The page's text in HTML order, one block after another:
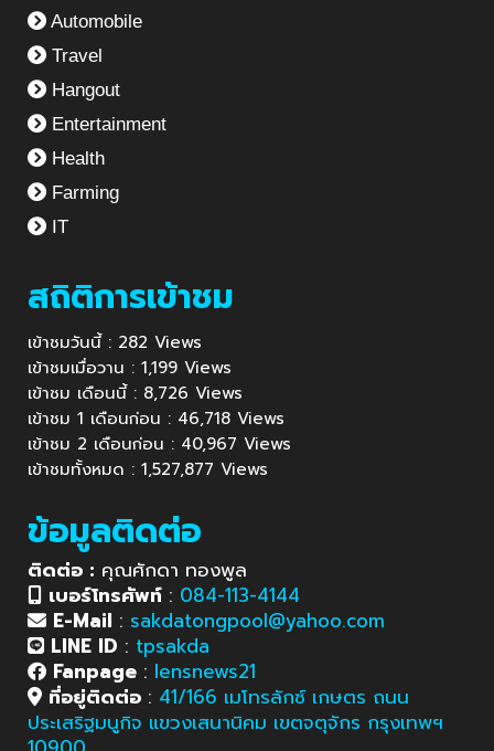
Automobile
Travel
Hangout
Entertainment
Health
Farming
IT
สถิติการเข้าชม
เข้าชมวันนี้ : 282 Views
เข้าชมเมื่อวาน : 1,199 Views
เข้าชม เดือนนี้ : 8,726 Views
เข้าชม 1 เดือนก่อน : 46,718 Views
เข้าชม 2 เดือนก่อน : 40,967 Views
เข้าชมทั้งหมด : 1,527,877 Views
ข้อมูลติดต่อ
ติดต่อ : คุณศักดา ทองพูล
เบอร์โทรศัพท์ : 084-113-4144
E-Mail : sakdatongpool@yahoo.com
LINE ID : tpsakda
Fanpage : lensnews21
ที่อยู่ติดต่อ : 41/166 เมโทรลักซ์ เกษตร ถนน
ประเสริฐมนูกิจ แขวงเสนานิคม เขตจตุจักร กรุงเทพฯ